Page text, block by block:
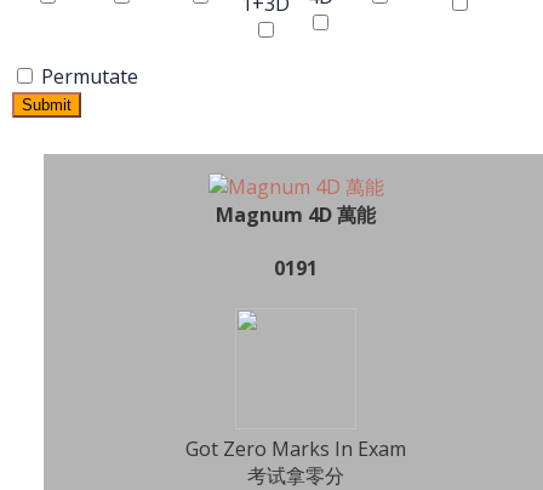
Permutate
Submit
Magnum 4D 萬能
0191
Got Zero Marks In Exam
考试拿零分